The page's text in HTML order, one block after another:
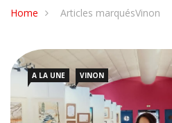
Home Articles marquésVinon
A LA UNE VINON